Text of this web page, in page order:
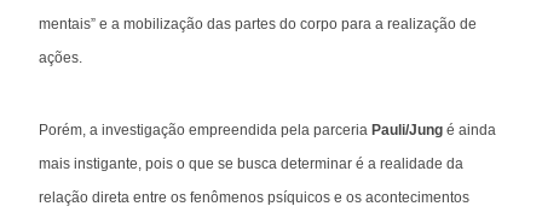
mentais” e a mobilização das partes do corpo para a realização de
ações.
Porém, a investigação empreendida pela parceria Pauli/Jung é ainda
mais instigante, pois o que se busca determinar é a realidade da
relação direta entre os fenômenos psíquicos e os acontecimentos